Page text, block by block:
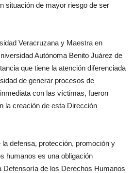
situación de mayor riesgo de ser
Veracruzana y Maestra en
Autónoma Benito Juárez de
que tiene la atención diferenciada
de generar procesos de
con las víctimas, fueron
la creación de esta Dirección
defensa, protección, promoción y
humanos es una obligación
Defensoría de los Derechos Humanos